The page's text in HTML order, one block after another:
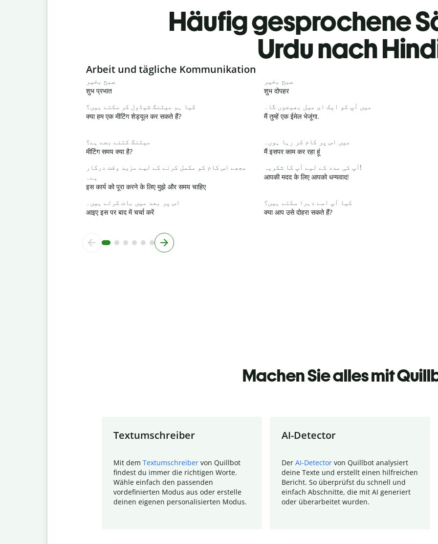
Häufig gesprochene
Urdu nach
Slide 1 of 6
Arbeit und tägliche Kommunikation
صبح بخیر
शुभ प्रभात
صبح بخیر
शुभ दोपहर
کیا ہم میٹنگ شیڈول کر سکتے ہیں؟
क्या हम एक मीटिंग शेड्यूल कर सकते हैं?
میں آپ کو ایک ای میل بھیجوں گا۔
मैं तुम्हें एक ईमेल भेजूंगा.
میٹنگ کتنے بجے ہے؟
मीटिंग समय क्या है?
میں اس پر کام کر رہا ہوں۔
मैं इसपर काम कर रहा हूं
مجھے اس کام کو مکمل کرنے کے لیے مزید وقت درکار
ہے۔
इस कार्य को पूरा करने के लिए मुझे और समय चाहिए
آپ کی مدد کے لیے آپ کا شکریہ!
आपकी मदद के लिए आपको धन्यवाद!
اس پر بعد میں بات کرتے ہیں۔
आइए इस पर बाद में चर्चा करें
کیا آپ اسے دہرا سکتے ہیں؟
क्या आप उसे दोहरा सकते हैं?
Machen Sie alles mit
Textumschreiber
Mit dem Textumschreiber von Quillbot
findest du immer die richtigen Worte.
Wähle einfach den passenden
vordefinierten Modus aus oder erstelle
deinen eigenen personalisierten Modus.
AI-Detector
Der AI-Detector von Quillbot analysiert
deine Texte und erstellt einen hilfreichen
Bericht. So überprüfst du schnell und
einfach Abschnitte, die mit AI generiert
oder überarbeitet wurden.